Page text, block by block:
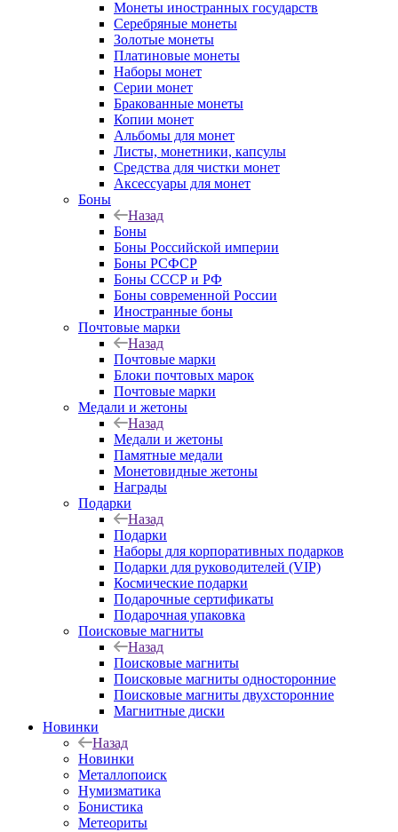
Монеты иностранных государств
Серебряные монеты
Золотые монеты
Платиновые монеты
Наборы монет
Серии монет
Бракованные монеты
Копии монет
Альбомы для монет
Листы, монетники, капсулы
Средства для чистки монет
Аксессуары для монет
Боны
Назад
Боны
Боны Российской империи
Боны РСФСР
Боны СССР и РФ
Боны современной России
Иностранные боны
Почтовые марки
Назад
Почтовые марки
Блоки почтовых марок
Почтовые марки
Медали и жетоны
Назад
Медали и жетоны
Памятные медали
Монетовидные жетоны
Награды
Подарки
Назад
Подарки
Наборы для корпоративных подарков
Подарки для руководителей (VIP)
Космические подарки
Подарочные сертификаты
Подарочная упаковка
Поисковые магниты
Назад
Поисковые магниты
Поисковые магниты односторонние
Поисковые магниты двухсторонние
Магнитные диски
Новинки
Назад
Новинки
Металлопоиск
Нумизматика
Бонистика
Метеориты